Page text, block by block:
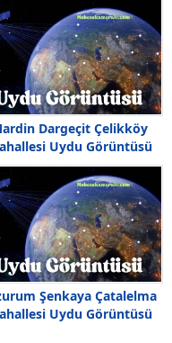
Dargeçit Çelikköy
Uydu Görüntüsü
Haritası
Şenkaya Çatalelma
Uydu Görüntüsü